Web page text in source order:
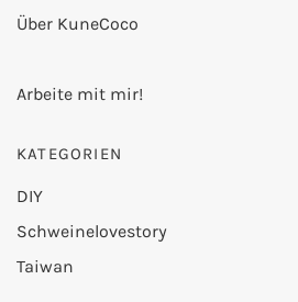
Video
Über KuneCoco
Arbeite mit mir!
KATEGORIEN
DIY
Schweinelovestory
Taiwan